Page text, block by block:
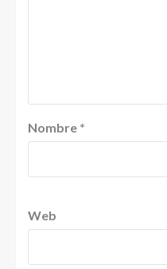
Nombre *
Web